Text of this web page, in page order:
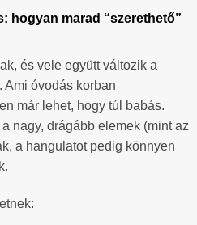
hogyan marad “szerethető”
és vele együtt változik a
óvodás korban
már lehet, hogy túl babás.
nagy, drágább elemek (mint az
a hangulatot pedig könnyen